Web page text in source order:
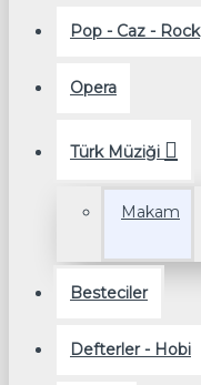
Pop - Caz - Rock
Opera
Türk Müziği
Makam
Besteciler
Defterler - Hobi